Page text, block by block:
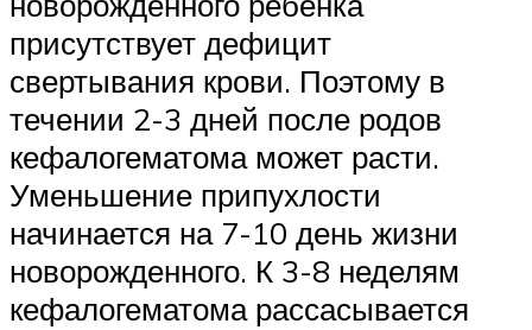
присутствует дефицит
свертывания крови. Поэтому в
течении 2-3 дней после родов
кефалогематома может расти.
Уменьшение припухлости
начинается на 7-10 день жизни
новорожденного. К 3-8 неделям
кефалогематома рассасывается